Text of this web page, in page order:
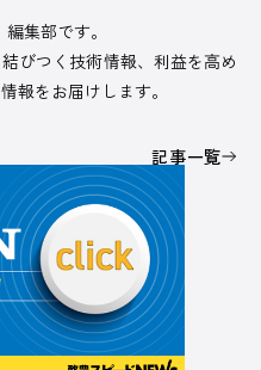
集部です。
びつく技術情報、利益を高め
報をお届けします。
記事一覧